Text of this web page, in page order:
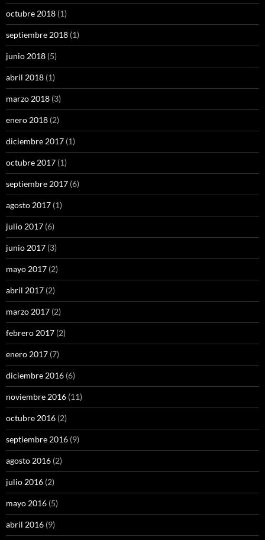
octubre 2018 (1)
septiembre 2018 (1)
junio 2018 (5)
abril 2018 (1)
marzo 2018 (3)
enero 2018 (2)
diciembre 2017 (1)
octubre 2017 (1)
septiembre 2017 (6)
agosto 2017 (1)
julio 2017 (6)
junio 2017 (3)
mayo 2017 (2)
abril 2017 (2)
marzo 2017 (2)
febrero 2017 (2)
enero 2017 (7)
diciembre 2016 (6)
noviembre 2016 (11)
octubre 2016 (2)
septiembre 2016 (9)
agosto 2016 (2)
julio 2016 (2)
mayo 2016 (5)
abril 2016 (9)